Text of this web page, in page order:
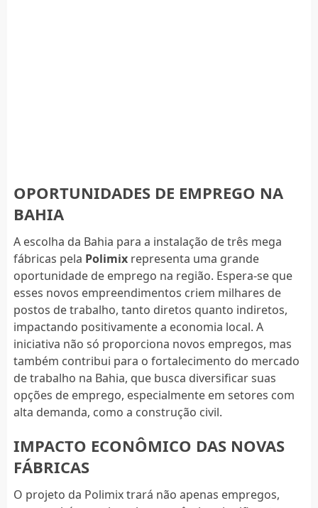
OPORTUNIDADES DE EMPREGO NA
BAHIA
A escolha da Bahia para a instalação de três mega
fábricas pela Polimixrepresenta uma grande
oportunidade de emprego na região. Espera-se que
esses novos empreendimentos criem milhares de
postos de trabalho, tanto diretos quanto indiretos,
impactando positivamente a economia local. A
iniciativa não só proporciona novos empregos, mas
também contribui para o fortalecimento do mercado
de trabalho na Bahia, que busca diversificar suas
opções de emprego, especialmente em setores com
alta demanda, como a construção civil.
IMPACTO ECONÔMICO DAS NOVAS
FÁBRICAS
O projeto da Polimix trará não apenas empregos,